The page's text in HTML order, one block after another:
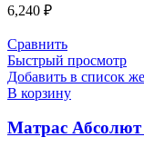
6,240 ₽
Сравнить
Быстрый просмотр
Добавить в список
В корзину
Матрас